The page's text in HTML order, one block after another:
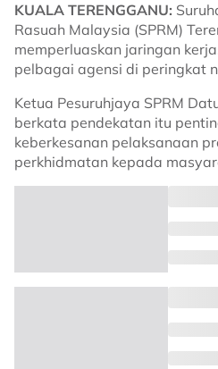
KUALA TERENGGANU:
Rasuah Malaysia (SPRM)
memperluaskan jaringan
pelbagai agensi di peringkat
Ketua Pesuruhjaya SPRM
berkata pendekatan itu
keberkesanan pelaksanaan
perkhidmatan kepada